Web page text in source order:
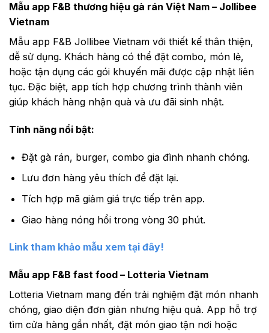
Mẫu app F&B thương hiệu gà rán Việt Nam – Jollibee
Vietnam
Mẫu app F&B Jollibee Vietnam với thiết kế thân thiện,
dễ sử dụng. Khách hàng có thể đặt combo, món lẻ,
hoặc tận dụng các gói khuyến mãi được cập nhật liên
tục. Đặc biệt, app tích hợp chương trình thành viên
giúp khách hàng nhận quà và ưu đãi sinh nhật.
Tính năng nổi bật:
Đặt gà rán, burger, combo gia đình nhanh chóng.
Lưu đơn hàng yêu thích để đặt lại.
Tích hợp mã giảm giá trực tiếp trên app.
Giao hàng nóng hổi trong vòng 30 phút.
Link tham khảo mẫu xem tại đây!
Mẫu app F&B fast food – Lotteria Vietnam
Lotteria Vietnam mang đến trải nghiệm đặt món nhanh
chóng, giao diện đơn giản nhưng hiệu quả. App hỗ trợ
tìm cửa hàng gần nhất, đặt món giao tận nơi hoặc